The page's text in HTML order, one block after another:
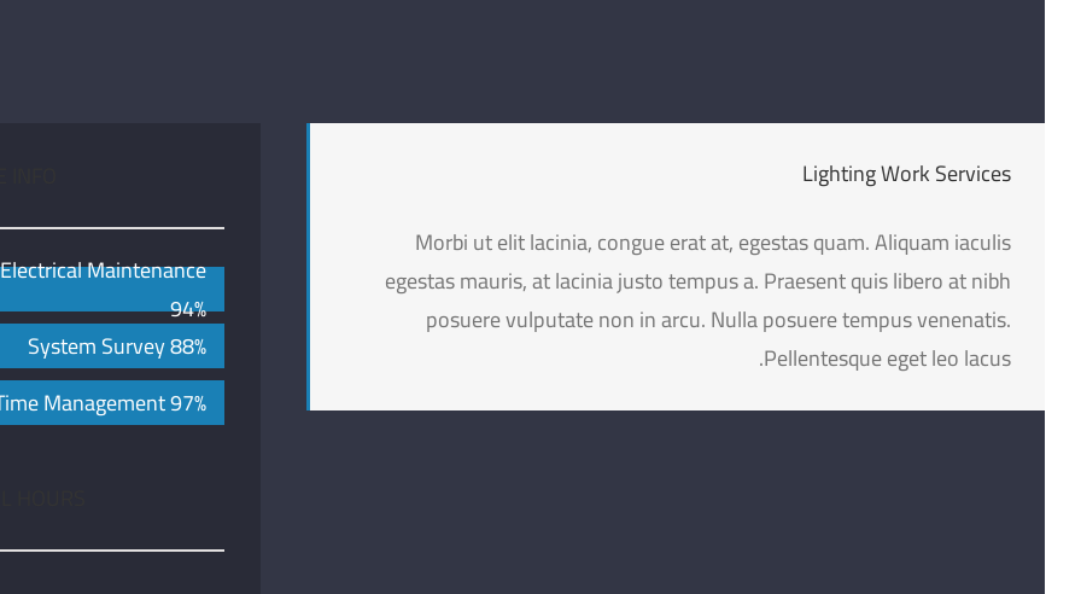
Lighting Work Services
Morbi ut elit lacinia, congue erat at, egestas quam. Aliquam iaculis
egestas mauris, at lacinia justo tempus a. Praesent quis libero at nibh
posuere vulputate non in arcu. Nulla posuere tempus venenatis.
Pellentesque eget leo lacus.
Electrical Maintenance
94%
System Survey88%
Management97%